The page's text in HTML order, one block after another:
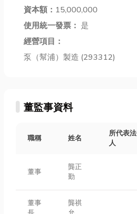
以滿足客戶不
同的需求...
出在值得推薦
的台北監控系
資本額： 15,000,000
使用統一發票： 是
經營項目：
泵（幫浦）製造 (293312)
董監事資料
職稱 姓名
所代表法
人
董事
龔正
勤
董事
龔祺